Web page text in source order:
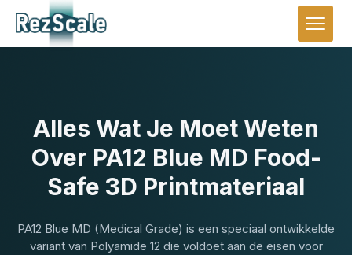
Alles Wat Je Moet Weten
Over PA12 Blue MD Food-
Safe 3D Printmateriaal
PA12 Blue MD (Medical Grade) is een speciaal ontwikkelde
variant van Polyamide 12 die voldoet aan de eisen voor